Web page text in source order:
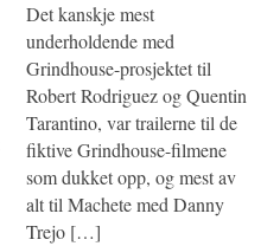
Det kanskje mest
underholdende med
Grindhouse-prosjektet til
Robert Rodriguez og Quentin
Tarantino, var trailerne til de
fiktive Grindhouse-filmene
som dukket opp, og mest av
alt til Machete med Danny
Trejo […]